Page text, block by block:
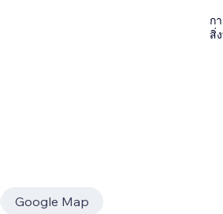
ก
สิ่
Google Map